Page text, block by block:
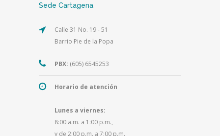
Sede Cartagena
Calle 31 No. 19 - 51
Barrio Pie de la Popa
PBX: (605) 6545253
Horario de atención
Lunes a viernes:
8:00 a.m. a 1:00 p.m.,
y de 2:00 p.m. a 7:00 p.m.